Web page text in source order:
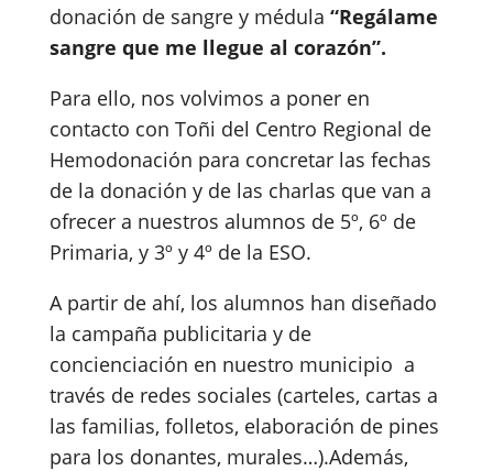
donación de sangre y médula “Regálame
sangre que me llegue al corazón”.
Para ello, nos volvimos a poner en
contacto con Toñi del Centro Regional de
Hemodonación para concretar las fechas
de la donación y de las charlas que van a
ofrecer a nuestros alumnos de 5º, 6º de
Primaria, y 3º y 4º de la ESO.
A partir de ahí, los alumnos han diseñado
la campaña publicitaria y de
concienciación en nuestro municipio a
través de redes sociales (carteles, cartas a
las familias, folletos, elaboración de pines
para los donantes, murales…).Además,